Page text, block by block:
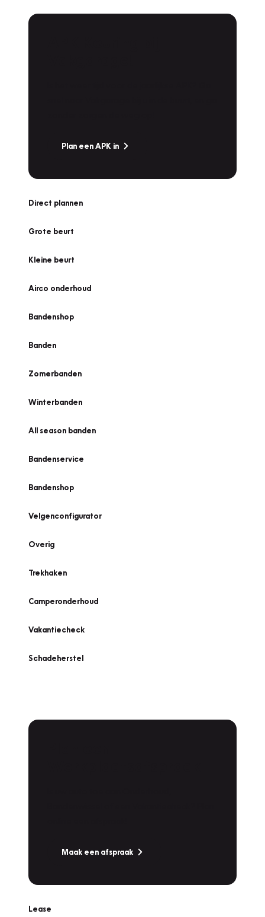
Plan een APK in
Direct plannen
Grote beurt
Kleine beurt
Airco onderhoud
Bandenshop
Banden
Zomerbanden
Winterbanden
All season banden
Bandenservice
Bandenshop
Velgenconfigurator
Overig
Trekhaken
Camperonderhoud
Vakantiecheck
Schadeherstel
Maak een afspraak
Lease